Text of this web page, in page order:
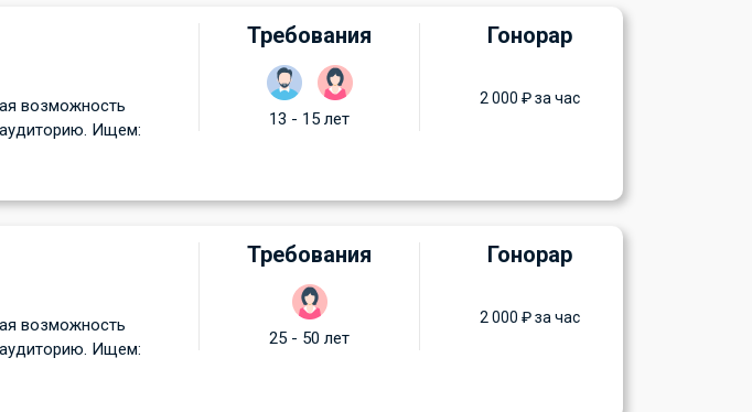
возможность
аудиторию. Ищем:
Требования
13 - 15 лет
Гонорар
2 000 ₽ за час
возможность
аудиторию. Ищем:
Требования
25 - 50 лет
Гонорар
2 000 ₽ за час